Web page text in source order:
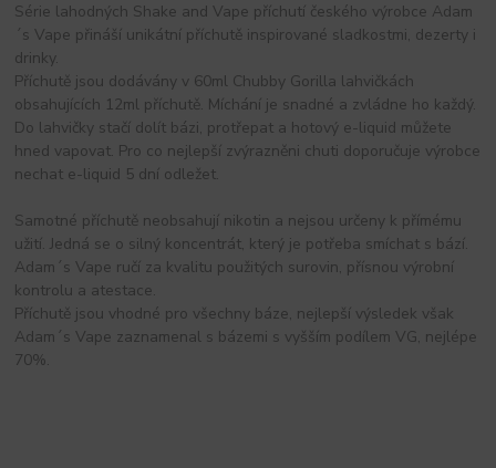
Série lahodných Shake and Vape příchutí českého výrobce Adam
´s Vape přináší unikátní příchutě inspirované sladkostmi, dezerty i
drinky.
Příchutě jsou dodávány v 60ml Chubby Gorilla lahvičkách
obsahujících 12ml příchutě. Míchání je snadné a zvládne ho každý.
Do lahvičky stačí dolít bázi, protřepat a hotový e-liquid můžete
hned vapovat. Pro co nejlepší zvýrazněni chuti doporučuje výrobce
nechat e-liquid 5 dní odležet.
Samotné příchutě neobsahují nikotin a nejsou určeny k přímému
užití. Jedná se o silný koncentrát, který je potřeba smíchat s bází.
Adam´s Vape ručí za kvalitu použitých surovin, přísnou výrobní
kontrolu a atestace.
Příchutě jsou vhodné pro všechny báze, nejlepší výsledek však
Adam´s Vape zaznamenal s bázemi s vyšším podílem VG, nejlépe
70%.